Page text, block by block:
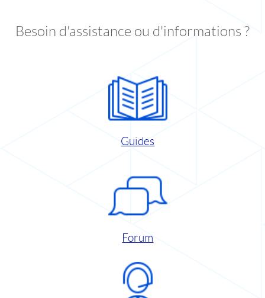
Besoin d'assistance ou d'informations ?
Guides
Forum